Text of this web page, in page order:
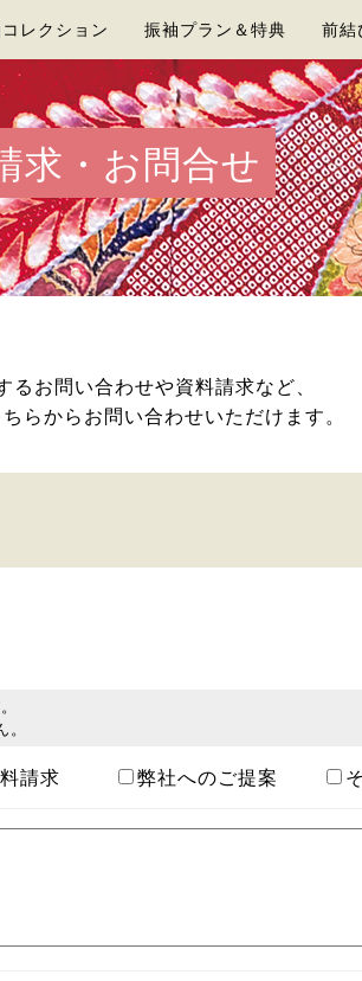
レクション 振袖プラン＆特典 前結
求・お問合せ
るお問い合わせや資料請求など、
らからお問い合わせいただけます。
請求 弊社へのご提案